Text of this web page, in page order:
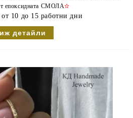
епоксидната СМОЛА✫
от 10 до 15 работни дни
детайли